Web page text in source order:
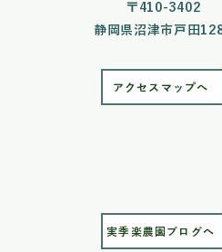
〒410-3402
静岡県沼津市戸田
アクセスマップへ
実季楽農園ブログへ